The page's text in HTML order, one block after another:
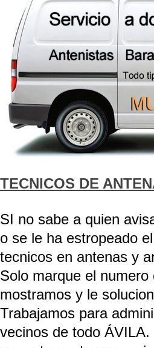
TECNICOS DE
SI no sabe a quien
o se le ha estropeado
tecnicos en antenas y
Solo marque el
mostramos y le
Trabajamos para
vecinos de todo